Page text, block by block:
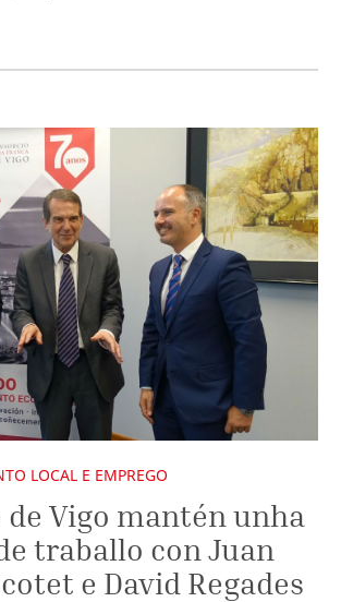
LOCAL E EMPREGO
de Vigo mantén unha
traballo con Juan
e David Regades